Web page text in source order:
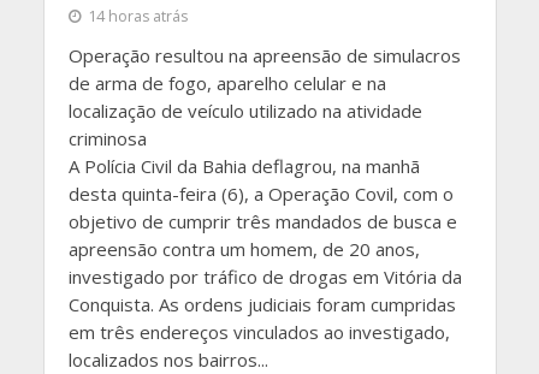
14 horas atrás
Operação resultou na apreensão de simulacros
de arma de fogo, aparelho celular e na
localização de veículo utilizado na atividade
criminosa
A Polícia Civil da Bahia deflagrou, na manhã
desta quinta-feira (6), a Operação Covil, com o
objetivo de cumprir três mandados de busca e
apreensão contra um homem, de 20 anos,
investigado por tráfico de drogas em Vitória da
Conquista. As ordens judiciais foram cumpridas
em três endereços vinculados ao investigado,
localizados nos bairros...